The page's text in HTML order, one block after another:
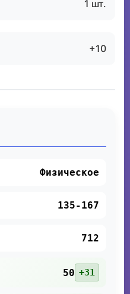
1 шт.
+10
Физическое
135-167
712
50 +31